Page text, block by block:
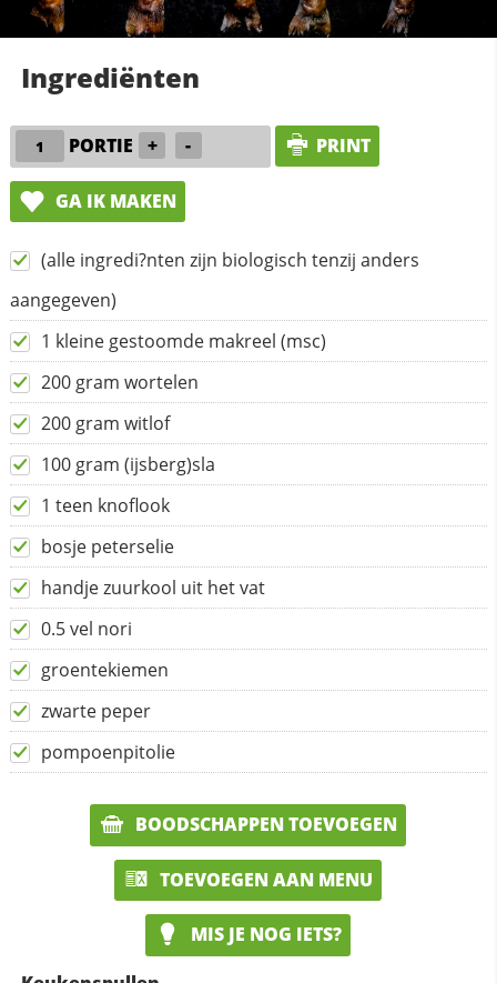
Ingrediënten
PORTIE + - PRINT
GA IK MAKEN
(alle ingredi?nten zijn biologisch tenzij anders
aangegeven)
1 kleine gestoomde makreel (msc)
200 gram wortelen
200 gram witlof
100 gram (ijsberg)sla
1 teen knoflook
bosje peterselie
handje zuurkool uit het vat
0.5 vel nori
groentekiemen
zwarte peper
pompoenpitolie
BOODSCHAPPEN TOEVOEGEN
TOEVOEGEN AAN MENU
MIS JE NOG IETS?